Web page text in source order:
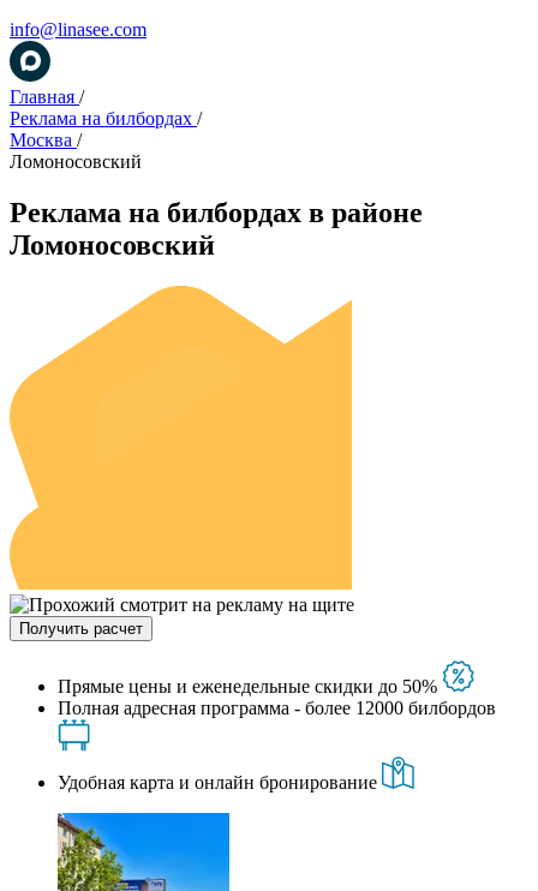
info@linasee.com
Главная /
Реклама на билбордах /
Москва /
Ломоносовский
Реклама на билбордах в районе
Ломоносовский
Получить расчет
Прямые цены и еженедельные скидки до 50%
Полная адресная программа - более 12000 билбордов
Удобная карта и онлайн бронирование